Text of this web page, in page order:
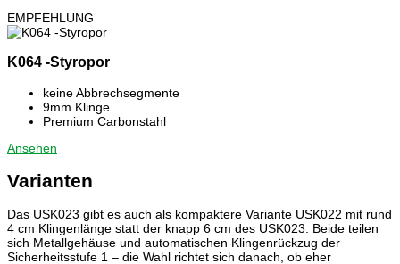
EMPFEHLUNG
K064 -Styropor
keine Abbrechsegmente
9mm Klinge
Premium Carbonstahl
Ansehen
Varianten
Das USK023 gibt es auch als kompaktere Variante USK022 mit rund
4 cm Klingenlänge statt der knapp 6 cm des USK023. Beide teilen
sich Metallgehäuse und automatischen Klingenrückzug der
Sicherheitsstufe 1 – die Wahl richtet sich danach, ob eher